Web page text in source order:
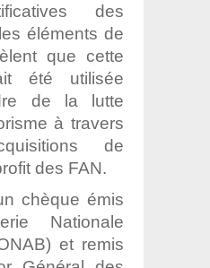
des
éléments de
que cette
été utilisée
de la lutte
à travers
de
des FAN.
chèque émis
Nationale
et remis